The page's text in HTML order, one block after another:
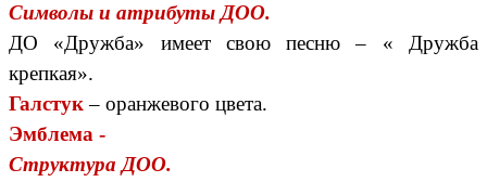
Символы и атрибуты ДОО.
ДО «Дружба» имеет свою песню – « Дружба
крепкая».
Галстук– оранжевого цвета.
Эмблема -
Структура ДОО.